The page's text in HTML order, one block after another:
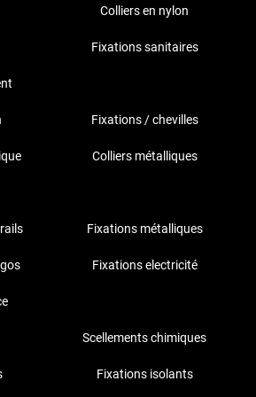
Colliers en nylon
Fixations sanitaires
Fixations / chevilles
Colliers métalliques
Fixations métalliques
Fixations electricité
Scellements chimiques
Fixations isolants